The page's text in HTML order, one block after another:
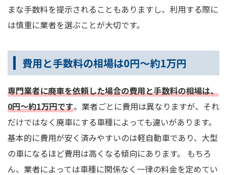
まな手数料を提示されることもありますし、利用する際に
は慎重に業者を選ぶことが大切です。
費用と手数料の相場は0円～約1万円
専門業者に廃車を依頼した場合の費用と手数料の相場は、
0円～約1万円です。業者ごとに費用は異なりますが、それ
だけではなく廃車にする車種によっても違いがあります。
基本的に費用が安く済みやすいのは軽自動車であり、大型
の車になるほど費用は高くなる傾向にあります。 もちろ
ん、業者によっては車種に関係なく一律の料金を定めてい